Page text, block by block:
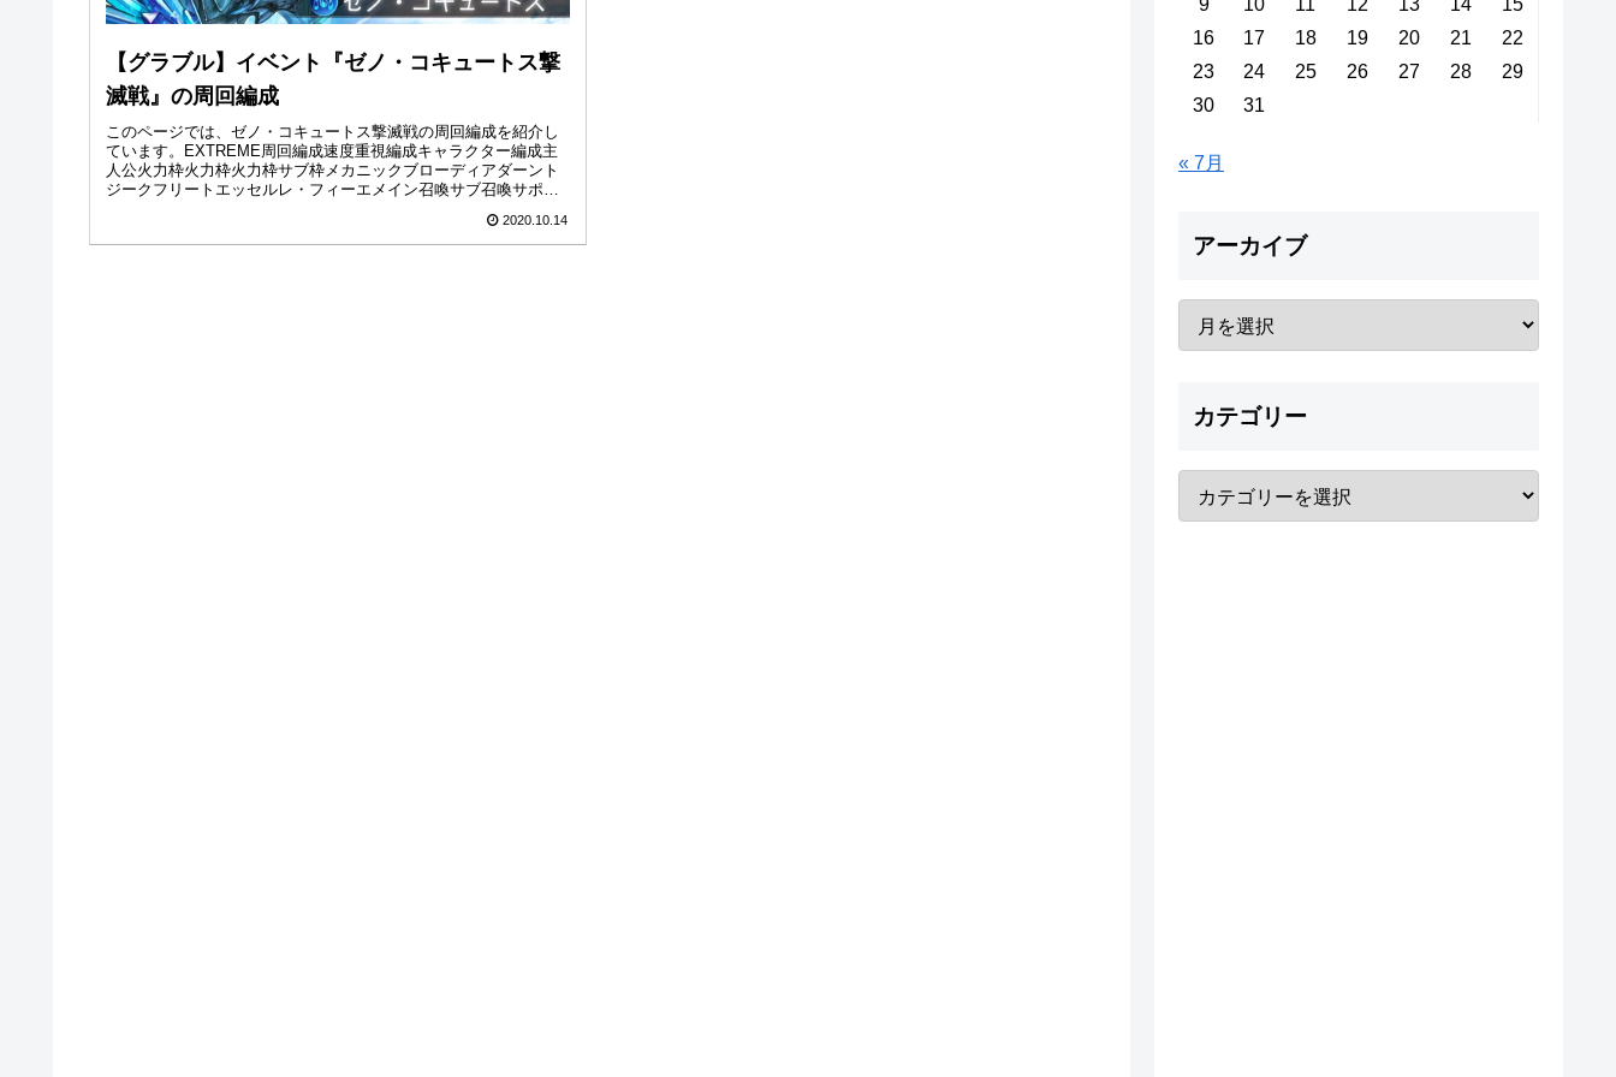
【グラブル】イベント『ゼノ・コキュートス撃
滅戦』の周回編成
このページでは、ゼノ・コキュートス撃滅戦の周回編成を紹介し
ています。EXTREME周回編成速度重視編成キャラクター編成主
人公火力枠火力枠火力枠サブ枠メカニックブローディアダーント
ジークフリートエッセルレ・フィーエメイン召喚サブ召喚サポ召
2020.10.14
9 10 11 12 13 14
15
16
17 18 19 20 21
22
23
24 25 26 27 28
29
30
31
« 7月
アーカイブ
カテゴリー